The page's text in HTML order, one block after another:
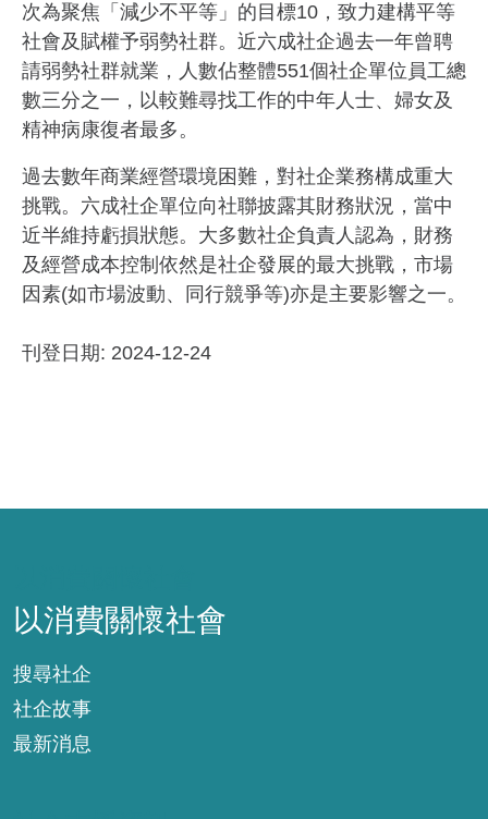
次為聚焦「減少不平等」的目標10，致力建構平等
社會及賦權予弱勢社群。近六成社企過去一年曾聘
請弱勢社群就業，人數佔整體551個社企單位員工總
數三分之一，以較難尋找工作的中年人士、婦女及
精神病康復者最多。
過去數年商業經營環境困難，對社企業務構成重大
挑戰。六成社企單位向社聯披露其財務狀況，當中
近半維持虧損狀態。大多數社企負責人認為，財務
及經營成本控制依然是社企發展的最大挑戰，市場
因素(如市場波動、同行競爭等)亦是主要影響之一。
刊登日期: 2024-12-24
以消費關懷社會
搜尋社企
社企故事
最新消息